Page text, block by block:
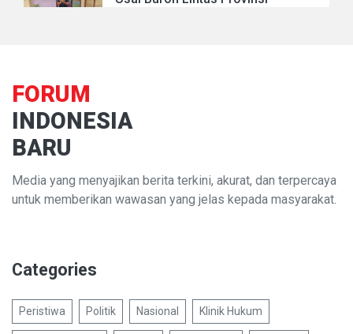
FORUM
INDONESIA
BARU
Media yang menyajikan berita terkini, akurat, dan terpercaya
untuk memberikan wawasan yang jelas kepada masyarakat.
Categories
Peristiwa Politik Nasional Klinik Hukum